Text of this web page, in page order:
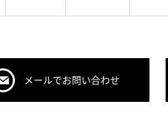
メールでお問い合わせ